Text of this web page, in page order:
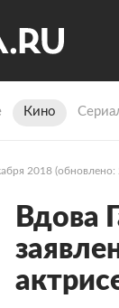
Кино
2018 (обновлено:
Вдова